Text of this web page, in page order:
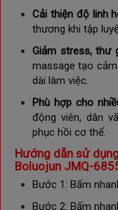
Cải thiện độ linh
thương khi tập
Giảm stress, thư
massage tạo
dài làm việc.
Phù hợp cho
động viên, dân
phục hồi cơ thể.
Hướng dẫn sử
Boluojun JMQ-
Bước 1: Bấm
Bước 2: Bấm